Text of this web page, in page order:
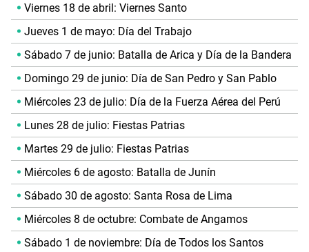
Viernes 18 de abril: Viernes Santo
Jueves 1 de mayo: Día del Trabajo
Sábado 7 de junio: Batalla de Arica y Día de la Bandera
Domingo 29 de junio: Día de San Pedro y San Pablo
Miércoles 23 de julio: Día de la Fuerza Aérea del Perú
Lunes 28 de julio: Fiestas Patrias
Martes 29 de julio: Fiestas Patrias
Miércoles 6 de agosto: Batalla de Junín
Sábado 30 de agosto: Santa Rosa de Lima
Miércoles 8 de octubre: Combate de Angamos
Sábado 1 de noviembre: Día de Todos los Santos